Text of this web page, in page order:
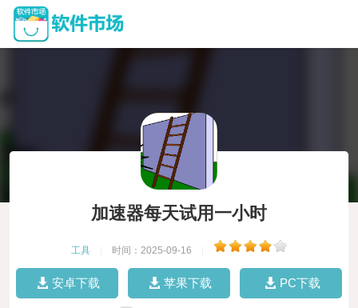
加速器每天试用一小时
工具 时间：2025-09-16
安卓下载 苹果下载 PC下载